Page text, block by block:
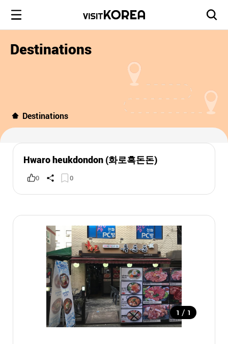
Destinations
Destinations
Hwaro heukdondon (화로흑돈돈)
0 0
1 / 1